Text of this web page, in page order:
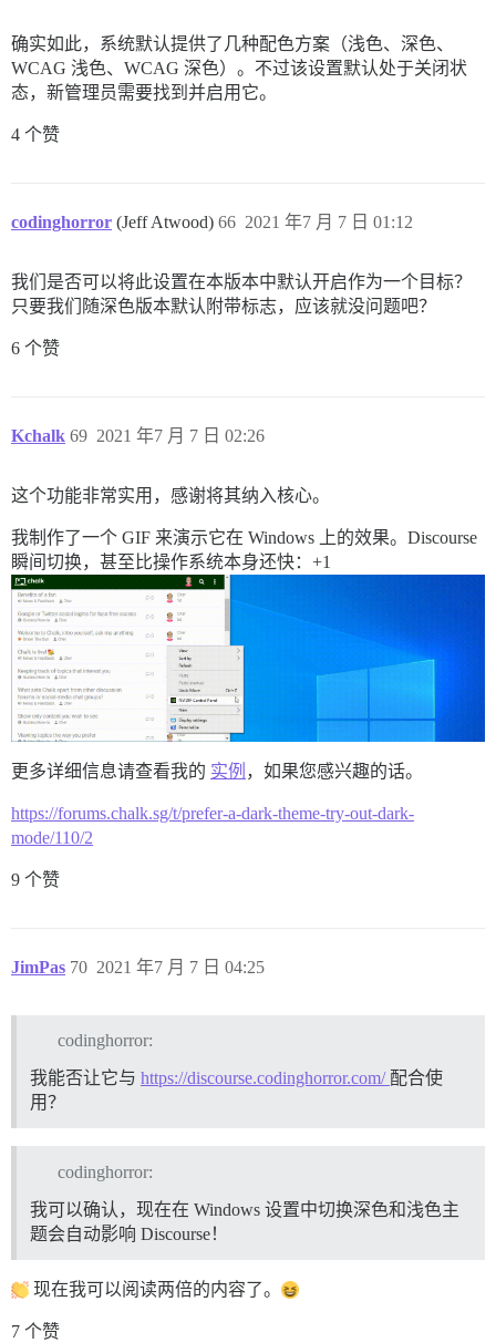
确实如此，系统默认提供了几种配色方案（浅色、深色、
WCAG 浅色、WCAG 深色）。不过该设置默认处于关闭状
态，新管理员需要找到并启用它。
4 个赞
codinghorror (Jeff Atwood) 2021 年7 月 7 日 01:12
66
我们是否可以将此设置在本版本中默认开启作为一个目标？
只要我们随深色版本默认附带标志，应该就没问题吧？
6 个赞
Kchalk 2021 年7 月 7 日 02:26
69
这个功能非常实用，感谢将其纳入核心。
我制作了一个 GIF 来演示它在 Windows 上的效果。Discourse
瞬间切换，甚至比操作系统本身还快：+1
更多详细信息请查看我的 实例 ，如果您感兴趣的话。
https://forums.chalk.sg/t/prefer-a-dark-theme-try-out-dark-
mode/110/2
9 个赞
JimPas 2021 年7 月 7 日 04:25
70
codinghorror:
我能否让它与 https://discourse.codinghorror.com/ 配合使
用？
codinghorror:
我可以确认，现在在 Windows 设置中切换深色和浅色主
题会自动影响 Discourse！
现在我可以阅读两倍的内容了。
7 个赞